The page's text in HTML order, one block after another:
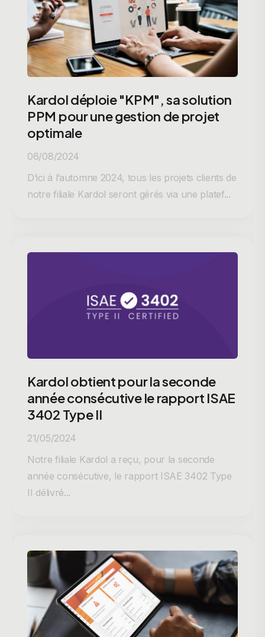
Kardol déploie "KPM", sa solution
PPM pour une gestion de projet
optimale
06/08/2024
D’ici à l’automne 2024, tous les projets clients de
notre filiale Kardol seront gérés via une platef...
Kardol obtient pour la seconde
année consécutive le rapport ISAE
3402 Type II
21/05/2024
Notre filiale Kardol a reçu, pour la seconde
année consécutive, le rapport ISAE 3402 Type
II délivré...